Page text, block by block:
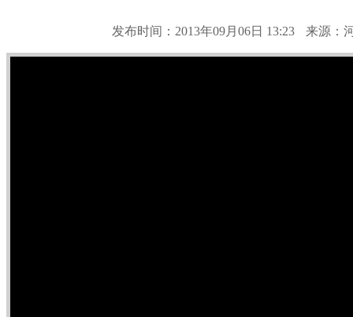
发布时间：2013年09月06日 13:23 来源：